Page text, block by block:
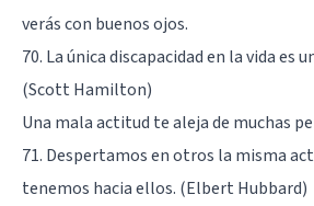
verás con buenos ojos.
70. La única discapacidad en la vida es
(Scott Hamilton)
Una mala actitud te aleja de muchas
71. Despertamos en otros la misma
tenemos hacia ellos. (Elbert Hubbard)